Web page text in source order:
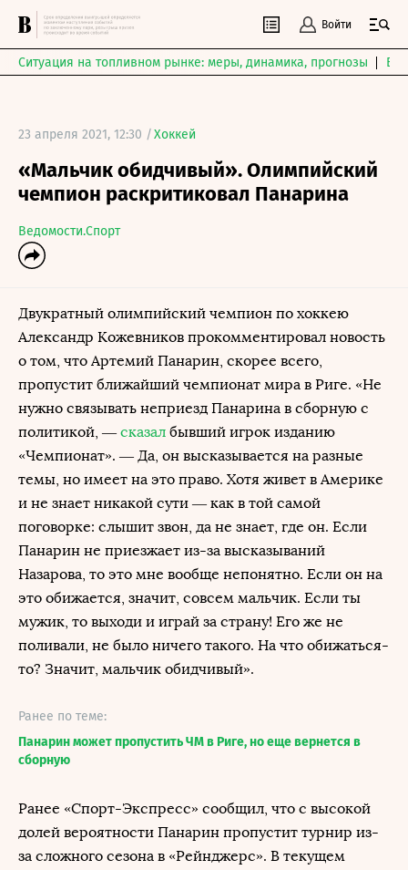
Войти
Ситуация на топливном рынке: меры, динамика, прогнозы
23 апреля 2021, 12:30 /Хоккей
«Мальчик обидчивый». Олимпийский
чемпион раскритиковал Панарина
Ведомости.Спорт
Двукратный олимпийский чемпион по хоккею
Александр Кожевников прокомментировал новость
о том, что Артемий Панарин, скорее всего,
пропустит ближайший чемпионат мира в Риге. «Не
нужно связывать неприезд Панарина в сборную с
политикой, — сказал бывший игрок изданию
«Чемпионат». — Да, он высказывается на разные
темы, но имеет на это право. Хотя живет в Америке
и не знает никакой сути — как в той самой
поговорке: слышит звон, да не знает, где он. Если
Панарин не приезжает из-за высказываний
Назарова, то это мне вообще непонятно. Если он на
это обижается, значит, совсем мальчик. Если ты
мужик, то выходи и играй за страну! Его же не
поливали, не было ничего такого. На что обижаться-
то? Значит, мальчик обидчивый».
Ранее по теме:
Панарин может пропустить ЧМ в Риге, но еще вернется в
сборную
Ранее «Спорт-Экспресс» сообщил, что с высокой
долей вероятности Панарин пропустит турнир из-
за сложного сезона в «Рейнджерс». В текущем